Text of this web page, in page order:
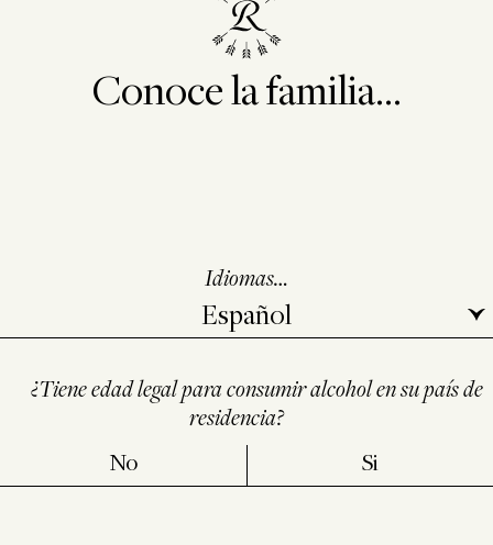
Conoce la familia...
Idiomas…
¿Tiene edad legal para consumir alcohol en su país de
residencia?
No
Si